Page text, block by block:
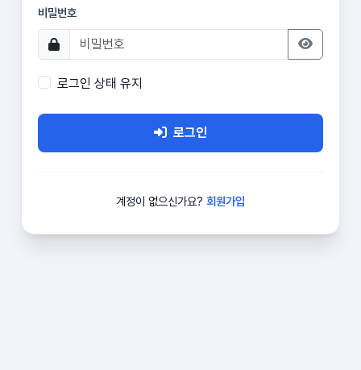
비밀번호
로그인 상태 유지
로그인
계정이 없으신가요? 회원가입